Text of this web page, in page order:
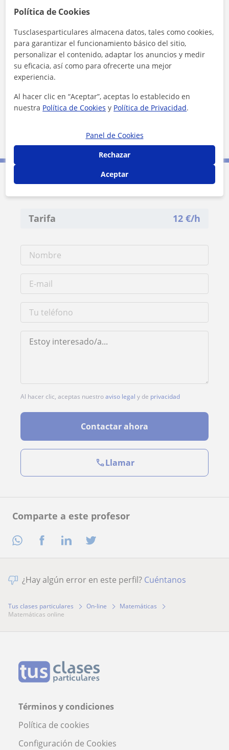
Comparte a este profesor
¿Quieres saber más de Academia SDC?
★ ★★★★51 valoraciones
Tarifa 12 €/h
Al hacer clic, aceptas nuestroaviso legal y de privacidad
Contactar ahora
Llamar
¿Hay algún error en este perfil? Cuéntanos
Tus clases particulares On-line
Matemáticas
matemáticas online
Términos y condiciones
Política de cookies
Configuración de Cookies
Política de Cookies
Tusclasesparticulares almacena datos, tales como cookies,
para garantizar el funcionamiento básico del sitio,
personalizar el contenido, adaptar los anuncios y medir
su eficacia, así como para ofrecerte una mejor
experiencia.
Al hacer clic en “Aceptar”, aceptas lo establecido en
nuestra Política de Cookies y Política de Privacidad.
Panel de Cookies
Rechazar
Aceptar